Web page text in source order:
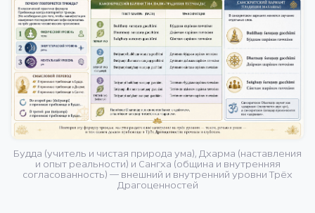
Будда (учитель и чистая природа ума), Дхарма (наставления
и опыт реальности) и Сангха (община и внутренняя
согласованность) — внешний и внутренний уровни Трёх
Драгоценностей